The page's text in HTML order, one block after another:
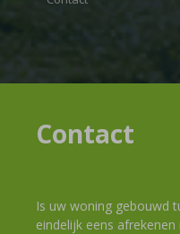
Contact
Is uw woning gebouwd
eindelijk eens